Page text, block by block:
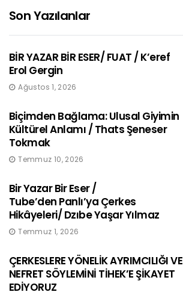
Son Yazılanlar
BİR YAZAR BİR ESER/ FUAT / K’eref
Erol Gergin
Ağustos 1, 2026
Biçimden Bağlama: Ulusal Giyimin
Kültürel Anlamı / Thats Şeneser
Tokmak
Temmuz 10, 2026
Bir Yazar Bir Eser /
Tube’den Panlı’ya Çerkes
Hikâyeleri/ Dzıbe Yaşar Yılmaz
Temmuz 1, 2026
ÇERKESLERE YÖNELİK AYRIMCILIĞI VE
NEFRET SÖYLEMİNİ TİHEK’E ŞİKAYET
EDİYORUZ